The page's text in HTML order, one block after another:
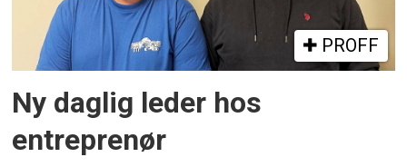
PROFF
Ny daglig leder hos
entreprenør